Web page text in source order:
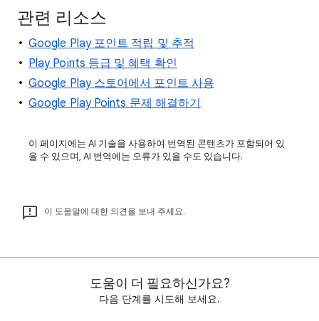
관련 리소스
Google Play 포인트 적립 및 추적
Play Points 등급 및 혜택 확인
Google Play 스토어에서 포인트 사용
Google Play Points 문제 해결하기
이 페이지에는 AI 기술을 사용하여 번역된 콘텐츠가 포함되어 있
을 수 있으며, AI 번역에는 오류가 있을 수도 있습니다.
이 도움말에 대한 의견을 보내 주세요.
도움이 더 필요하신가요?
다음 단계를 시도해 보세요.